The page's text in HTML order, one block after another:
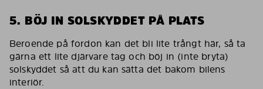
5. BÖJ IN SOLSKYDDET PÅ PLATS
Beroende på fordon kan det bli lite trångt här, så ta
gärna ett lite djärvare tag och böj in (inte bryta)
solskyddet så att du kan sätta det bakom bilens
interiör.